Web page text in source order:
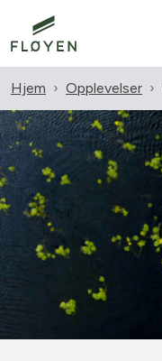
Hjem Opplevelser